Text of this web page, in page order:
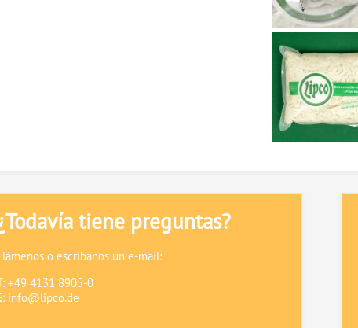
tiene preguntas?
o escríbanos un e-mail:
: +49 4131 8905-0
: info@lipco.de